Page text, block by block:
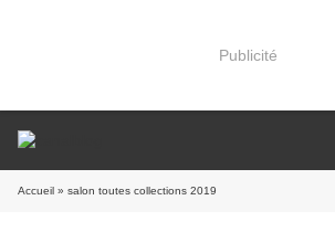
Publicité
Accueil » salon toutes collections 2019